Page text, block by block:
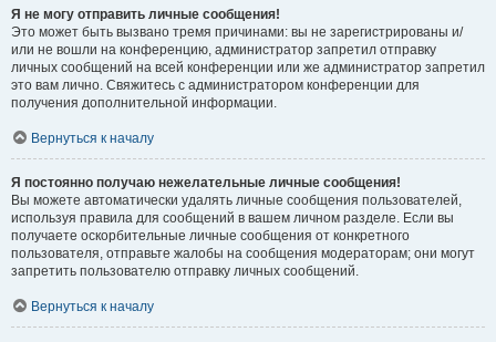
Я не могу отправить личные сообщения!
Это может быть вызвано тремя причинами: вы не зарегистрированы и/
или не вошли на конференцию, администратор запретил отправку
личных сообщений на всей конференции или же администратор запретил
это вам лично. Свяжитесь с администратором конференции для
получения дополнительной информации.
Вернуться к началу
Я постоянно получаю нежелательные личные сообщения!
Вы можете автоматически удалять личные сообщения пользователей,
используя правила для сообщений в вашем личном разделе. Если вы
получаете оскорбительные личные сообщения от конкретного
пользователя, отправьте жалобы на сообщения модераторам; они могут
запретить пользователю отправку личных сообщений.
Вернуться к началу